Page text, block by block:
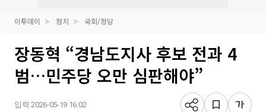
이투데이 정치 국회/정당
장동혁 “경남도지사 후보 전과 4
범…민주당 오만 심판해야”
입력 2026-05-19 16:02